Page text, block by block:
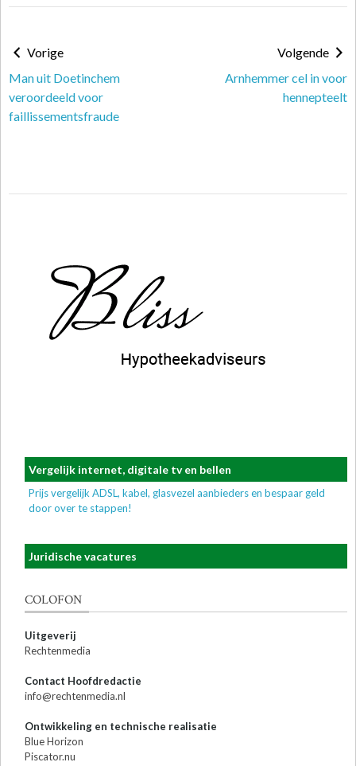
Vorige
Man uit Doetinchem
veroordeeld voor
faillissementsfraude
Volgende
Arnhemmer cel in voor
hennepteelt
Vergelijk internet, digitale tv en bellen
Prijs vergelijk ADSL, kabel, glasvezel aanbieders en bespaar geld
door over te stappen!
Juridische vacatures
COLOFON
Uitgeverij
Rechtenmedia
Contact Hoofdredactie
info@rechtenmedia.nl
Ontwikkeling en technische realisatie
Blue Horizon
Piscator.nu